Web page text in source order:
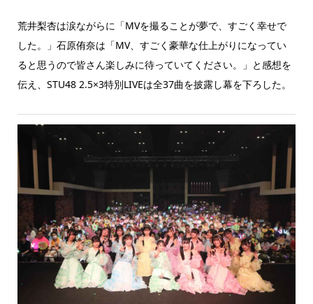
荒井梨杏は涙ながらに「MVを撮ることが夢で、すごく幸せで
した。」石原侑奈は「MV、すごく豪華な仕上がりになってい
ると思うので皆さん楽しみに待っていてください。」と感想を
伝え、STU48 2.5×3特別LIVEは全37曲を披露し幕を下ろした。